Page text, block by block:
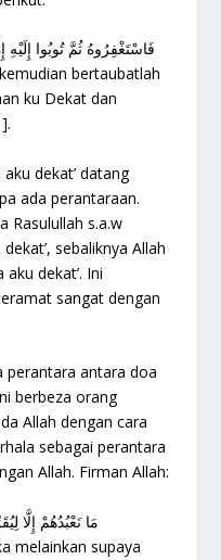
فَاسْتَغْفِرُوهُ ثُمَّ تُوبُوا
bertaubatlah
ku Dekat dan
aku dekat’ datang
ada perantaraan.
Rasulullah s.a.w
sebaliknya Allah
dekat’. Ini
sangat dengan
perantara antara doa
berbeza orang
Allah dengan cara
sebagai perantara
Allah. Firman Allah:
مَا نَعْبُدُهُمْ إِلَّا
melainkan supaya